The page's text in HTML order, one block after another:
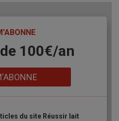
100€/an
du site Réussir lait